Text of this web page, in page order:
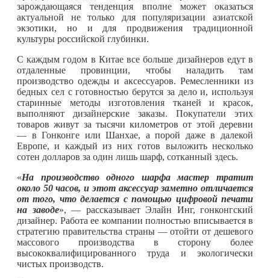
зарождающаяся тенденция вполне может оказаться
актуальной не только для популяризации азиатской
экзотики, но и для продвижения традиционной
культуры российской глубинки.
С каждым годом в Китае все больше дизайнеров едут в
отдаленные провинции, чтобы наладить там
производство одежды и аксессуаров. Ремесленники из
бедных сел с готовностью берутся за дело и, используя
старинные методы изготовления тканей и красок,
выполняют дизайнерские заказы. Покупатели этих
товаров живут за тысячи километров от этой деревни
— в Гонконге или Шанхае, а порой даже в далекой
Европе, и каждый из них готов выложить несколько
сотен долларов за один лишь шарф, сотканный здесь.
«На производство одного шарфа мастер тратит
около 50 часов, и этот аксессуар заметно отличается
от того, что делается с помощью цифровой печати
на заводе», — рассказывает Элайн Инг, гонконгский
дизайнер. Работа ее компании полностью вписывается в
стратегию правительства страны — отойти от дешевого
массового производства в сторону более
высококвалифицированного труда и экологически
чистых производств.